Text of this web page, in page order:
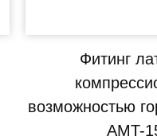
Фитинг
возможностью
AMT-